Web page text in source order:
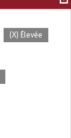
(X) Élevée